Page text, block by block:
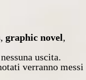
, graphic novel,
uscita.
verranno messi